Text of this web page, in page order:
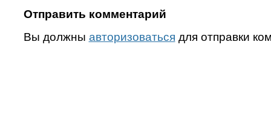
Отправить комментарий
Вы должны авторизоваться для отправки